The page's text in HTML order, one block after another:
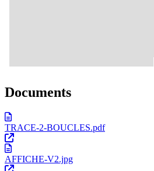
Documents
TRACE-2-BOUCLES.pdf
AFFICHE-V2.jpg